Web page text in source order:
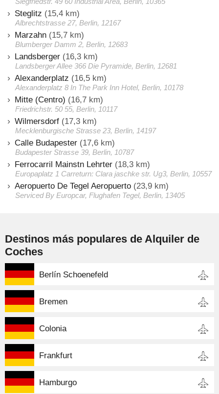
Steglitz (15,4 km)
Albrechtstrasse 27, Berlin, 12167
Marzahn (15,7 km)
Blumberger Damm 2, Berlin, 12683
Landsberger (16,3 km)
Landsberger Allee 366 Die Pyramide, Berlin, 12681
Alexanderplatz (16,5 km)
Alexanderplatz 8 In The Park Inn Hotel, Berlin, 10178
Mitte (Centro) (16,7 km)
Friedrichstr. 50 55, Berlin, 10117
Wilmersdorf (17,3 km)
Mecklenburgische Strasse 23, Berlin, 14197
Calle Budapester (17,6 km)
Budapester Strasse 39, Berlin, 10787
Ferrocarril Mainstn Lehrter (18,3 km)
Europaplatz 1 Carreturn: Clara jaschke str. Ug3, Berlin, 10557
Aeropuerto De Tegel Aeropuerto (23,9 km)
Serviced By Europcar, Flughafen Tegel, Berlin, 13405
Destinos más populares de Alquiler de
Coches
Berlín Schoenefeld
Bremen
Colonia
Frankfurt
Hamburgo